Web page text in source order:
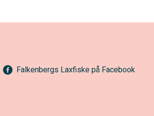
Falkenbergs Laxfiske på Facebook